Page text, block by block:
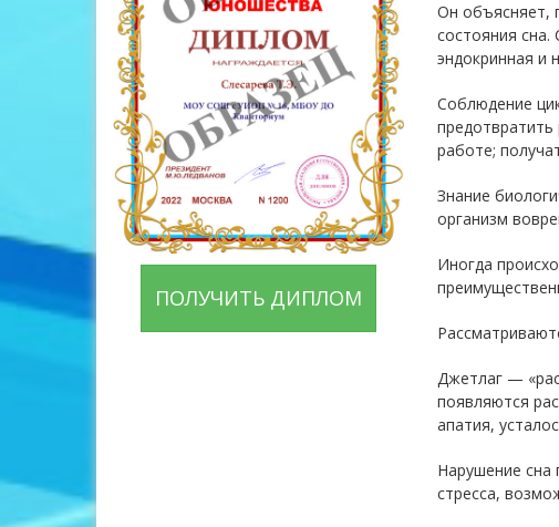
ПОЛУЧИТЬ ДИПЛОМ
Он объясняет,
состояния
эндокринная и
Соблюдение
работе;
Знание
организм
Иногда
Джетлаг —
появляются
апатия,
Нарушение сна
стресса,